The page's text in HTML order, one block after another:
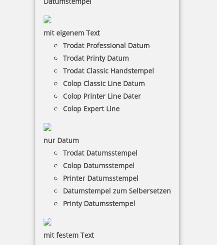
mit eigenem Text
Trodat Professional Datum
Trodat Printy Datum
Trodat Classic Handstempel
Colop Classic Line Datum
Colop Printer Line Dater
Colop Expert Line
nur Datum
Trodat Datumsstempel
Colop Datumsstempel
Printer Datumsstempel
Datumstempel zum Selbersetzen
Printy Datumsstempel
mit festem Text